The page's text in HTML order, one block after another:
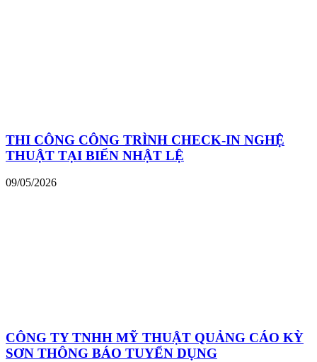
THI CÔNG CÔNG TRÌNH CHECK-IN NGHỆ
THUẬT TẠI BIỂN NHẬT LỆ
09/05/2026
CÔNG TY TNHH MỸ THUẬT QUẢNG CÁO KỲ
SƠN THÔNG BÁO TUYỂN DỤNG